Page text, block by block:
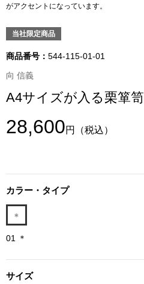
アクセサリー
ン雑貨
がアクセントになっています。
当社限定商品
商品番号： 544-115-01-01
向 信義
A4サイズが入る栗箪笥
28,600円 （税込）
カラー・タイプ
01 ＊
サイズ